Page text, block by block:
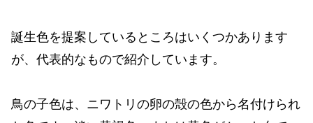
誕生色を提案しているところはいくつかあります
が、代表的なもので紹介しています。
鳥の子色は、ニワトリの卵の殻の色から名付けられ